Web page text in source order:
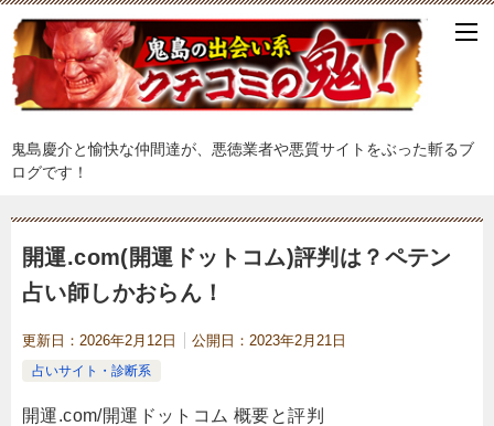
鬼島慶介と愉快な仲間達が、悪徳業者や悪質サイトをぶった斬るブ
ログです！
開運.com(開運ドットコム)評判は？ペテン
占い師しかおらん！
更新日： 2026年2月12日 公開日： 2023年2月21日
占いサイト・診断系
開運.com/開運ドットコム 概要と評判